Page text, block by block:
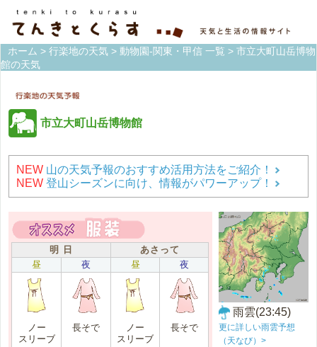
ホーム > 行楽地の天気 > 動物園-関東・甲信 一覧 > 市立大町山岳博物
館の天気
市立大町山岳博物館
NEW 山の天気予報のおすすめ活用方法をご紹介！
NEW 登山シーズンに向け、情報がパワーアップ！
明 日
あさって
昼
夜 昼 夜
ノー
スリーブ
長そで
ノー
スリーブ
長そで
雨雲(23:45)
更に詳しい雨雲予想
（天なび）>